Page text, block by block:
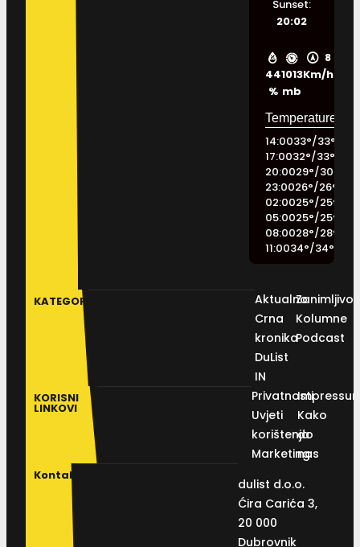
44
%
1013
mb
8
Km/h
Sunset:
20:02
14:0033°/33°
17:0032°/33°
20:0029°/30
23:0026°/26°
02:0025°/25°
05:0025°/25°
08:0028°/28°
11:0034°/34°
KATEGORIJE
Aktualno
Crna
kronika
DuList
IN
Kolumne
Podcast
KORISNI
LINKOVI
Privatnosti
Uvjeti
korištenja
Marketing
Kako
do
nas
Kontakt
dulist d.o.o.
Ćira Carića 3,
20 000
Dubrovnik